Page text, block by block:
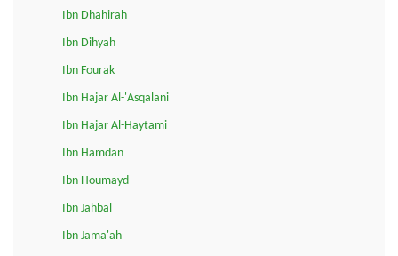
Ibn Dhahirah
Ibn Dihyah
Ibn Fourak
Ibn Hajar Al-'Asqalani
Ibn Hajar Al-Haytami
Ibn Hamdan
Ibn Houmayd
Ibn Jahbal
Ibn Jama'ah